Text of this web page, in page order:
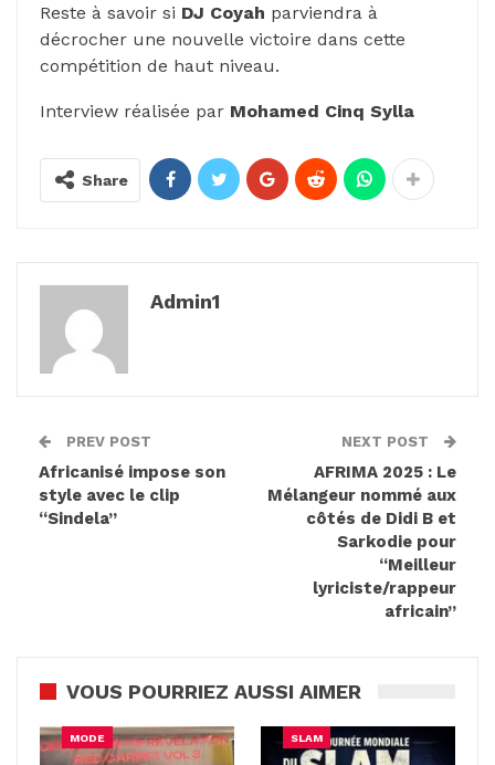
Reste à savoir si DJ Coyah parviendra à
décrocher une nouvelle victoire dans cette
compétition de haut niveau.
Interview réalisée par Mohamed Cinq Sylla
Share
Admin1
PREV POST
Africanisé impose son
style avec le clip
“Sindela”
NEXT POST
AFRIMA 2025 : Le
Mélangeur nommé aux
côtés de Didi B et
Sarkodie pour
“Meilleur
lyriciste/rappeur
africain”
VOUS POURRIEZ AUSSI AIMER
MODE SLAM